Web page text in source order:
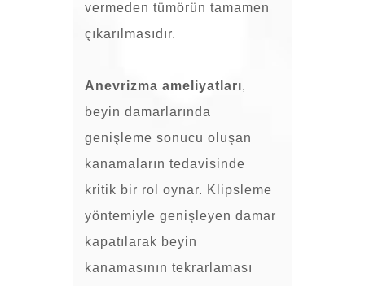
vermeden tümörün tamamen
çıkarılmasıdır.
Anevrizma ameliyatları,
beyin damarlarında
genişleme sonucu oluşan
kanamaların tedavisinde
kritik bir rol oynar. Klipsleme
yöntemiyle genişleyen damar
kapatılarak beyin
kanamasının tekrarlaması